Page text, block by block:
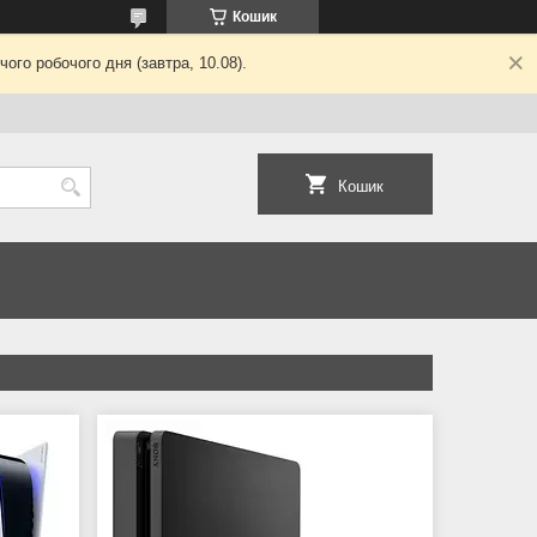
Кошик
робочого дня (завтра, 10.08).
Кошик